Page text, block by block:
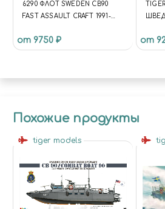
6290 ФЛОТ SWEDEN CB90
FAST ASSAULT CRAFT 1991-
от 9750 ₽ от
Похожие продукты
tiger models